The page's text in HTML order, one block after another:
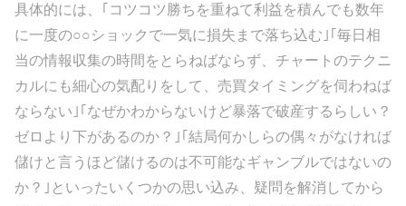
具体的には、｢コツコツ勝ちを重ねて利益を積んでも数年
に一度の○○ショックで一気に損失まで落ち込む｣｢毎日相
当の情報収集の時間をとらねばならず、チャートのテクニ
カルにも細心の気配りをして、売買タイミングを伺わねば
ならない｣｢なぜかわからないけど暴落で破産するらしい？
ゼロより下があるのか？｣｢結局何かしらの偶々がなければ
儲けと言うほど儲けるのは不可能なギャンブルではないの
か？｣といったいくつかの思い込み、疑問を解消してから